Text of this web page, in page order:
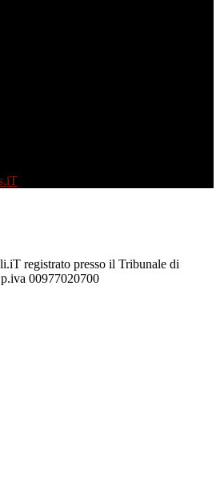
registrato presso il Tribunale di
00977020700